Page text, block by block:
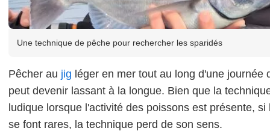
Une technique de pêche pour rechercher les sparidés
Pêcher au jig léger en mer tout au long d'une journée
peut devenir lassant à la longue. Bien que la
ludique lorsque l'activité des poissons est présente, si
se font rares, la technique perd de son sens.